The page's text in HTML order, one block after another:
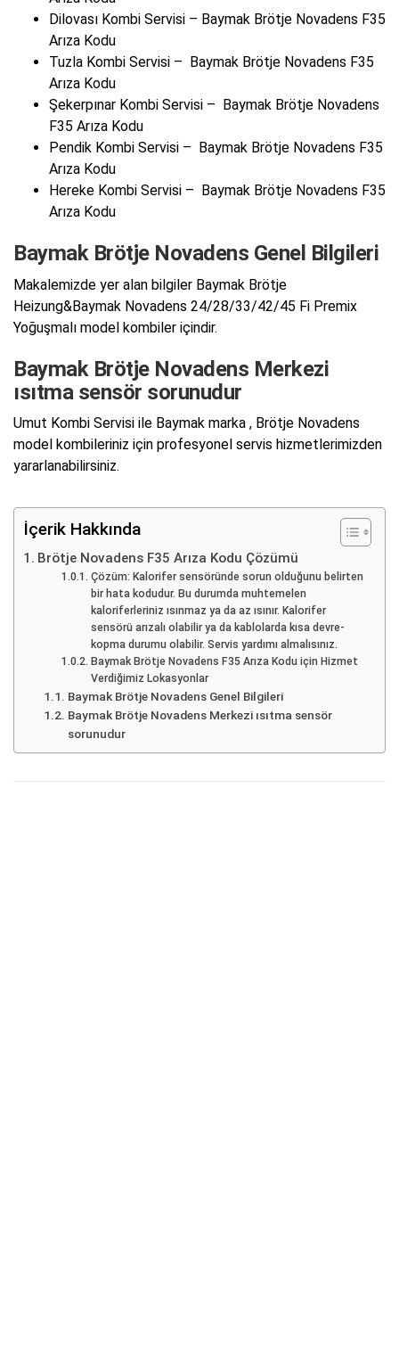
Dilovası Kombi Servisi – Baymak Brötje Novadens F35
Arıza Kodu
Tuzla Kombi Servisi – Baymak Brötje Novadens F35
Arıza Kodu
Şekerpınar Kombi Servisi – Baymak Brötje Novadens
F35 Arıza Kodu
Pendik Kombi Servisi – Baymak Brötje Novadens F35
Arıza Kodu
Hereke Kombi Servisi – Baymak Brötje Novadens F35
Arıza Kodu
Baymak Brötje Novadens Genel Bilgileri
Makalemizde yer alan bilgiler Baymak Brötje
Heizung&Baymak Novadens 24/28/33/42/45 Fi Premix
Yoğuşmalı model kombiler içindir.
Baymak Brötje Novadens Merkezi
ısıtma sensör sorunudur
Umut Kombi Servisi ile Baymak marka , Brötje Novadens
model kombileriniz için profesyonel servis hizmetlerimizden
yararlanabilirsiniz.
İçerik Hakkında
Brötje Novadens F35 Arıza Kodu Çözümü
Çözüm: Kalorifer sensöründe sorun olduğunu belirten
bir hata kodudur. Bu durumda muhtemelen
kaloriferleriniz ısınmaz ya da az ısınır. Kalorifer
sensörü arızalı olabilir ya da kablolarda kısa devre-
kopma durumu olabilir. Servis yardımı almalısınız.
Baymak Brötje Novadens F35 Arıza Kodu için Hizmet
Verdiğimiz Lokasyonlar
Baymak Brötje Novadens Genel Bilgileri
Baymak Brötje Novadens Merkezi ısıtma sensör
sorunudur